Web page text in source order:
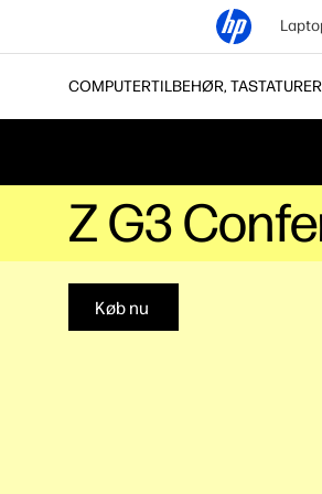
COMPUTERTILBEHØR,
Z G3
Køb nu